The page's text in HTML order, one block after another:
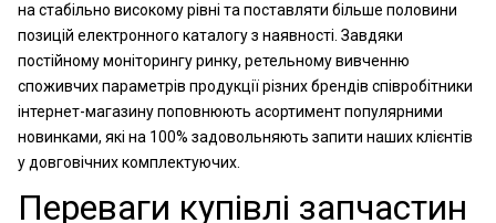
на стабільно високому рівні та поставляти більше половини
позицій електронного каталогу з наявності. Завдяки
постійному моніторингу ринку, ретельному вивченню
споживчих параметрів продукції різних брендів співробітники
інтернет-магазину поповнюють асортимент популярними
новинками, які на 100% задовольняють запити наших клієнтів
у довговічних комплектуючих.
Переваги купівлі запчастин